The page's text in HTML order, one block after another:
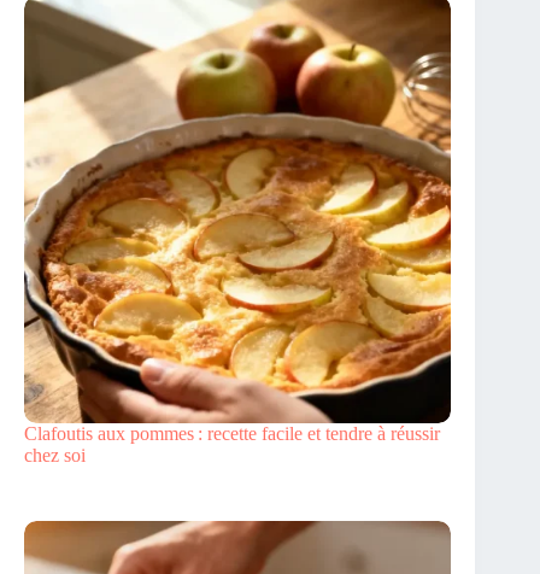
Clafoutis aux pommes : recette facile et tendre à réussir
chez soi